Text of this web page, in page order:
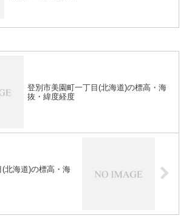
登別市美園町一丁目(北海道)の標高・海
抜・緯度経度
北海道)の標高・海